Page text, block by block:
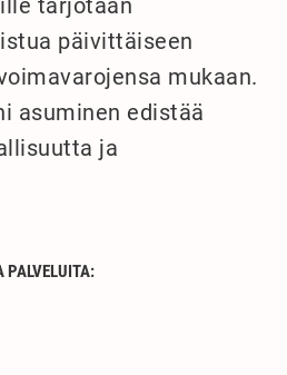
tarjotaan
päivittäiseen
mukaan.
asuminen edistää
ja
PALVELUITA: